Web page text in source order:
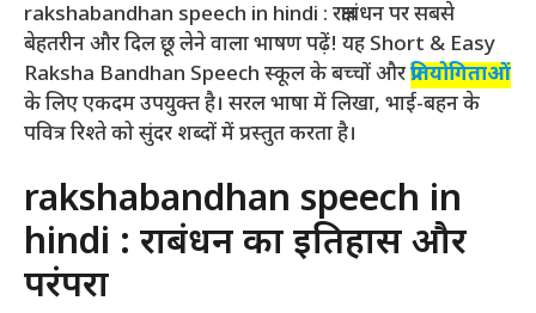
rakshabandhan speech in hindi : रक्षाबंधन पर सबसे
बेहतरीन और दिल छू लेने वाला भाषण पढ़ें! यह Short & Easy
Raksha Bandhan Speech स्कूल के बच्चों औरप्रतियोगिताओं
के लिए एकदम उपयुक्त है। सरल भाषा में लिखा, भाई-बहन के
पवित्र रिश्ते को सुंदर शब्दों में प्रस्तुत करता है।
rakshabandhan speech in
hindi : रक्षाबंधन का इतिहास और
परंपरा